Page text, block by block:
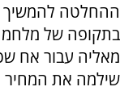
ההחלטה להמשיך
בתקופה של
מאליה עבור אח
שילמה את המחיר